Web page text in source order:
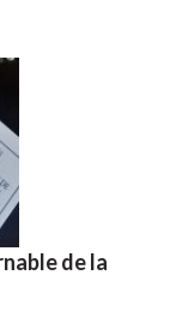
de la